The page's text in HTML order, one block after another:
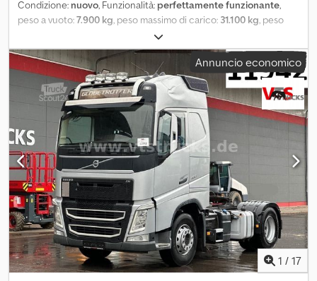
Condizione: nuovo, Funzionalità: perfettamente funzionante,
peso a vuoto:7.900 kg, peso massimo di carico: 31.100 kg, peso
, configurazione degli assi:
assiale ammesso (asse 1):9.000 kg, carico assale consentito (asse
2): 9.000 kg, carico assiale ammesso (asse 3):9.000 kg, volume
dello spazio di carico:92 m³, sospensione:aria
, dimensione degli
pneumatici:385/65 R 22,5, condizione degli pneumatici: 100
percentuale, Anno di produzione:2026, peso operativo:39.000
, Equipaggiamento: ABS , Semirimorchio a piano mobile nuovo
Legras FMA 92 m3 Telaio con cassa autoportante o telaio intero
da testata a porte Assi SAF Intradisc+ CD, Cerchi in lega,
Pneumatici Premium Dsdpjuc Sw Nefx Acyjkr 1o asse sollevabile e
3o autosterzante Pianale LEGRAS FMA Tipo 10QUALIMAT, gruppo
idraulico Cargo Floor, radiocomando Pareti 3/2 mm, porte a 4 aste
di chiusura Copertura con telo manuale, passerella con doppia
scala di accesso Fanaleria Full LED Shapeline, 4x luci di lavoro
Cassetta, tanica acqua, computer EBS e dotazione standard Vari
modelli disponibili
Annuncio economico
1 / 17